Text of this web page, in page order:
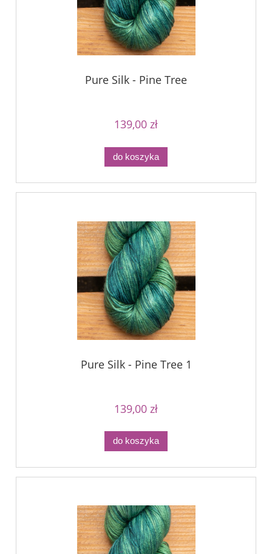
Pure Silk - Pine Tree
139,00 zł
do koszyka
Pure Silk - Pine Tree 1
139,00 zł
do koszyka